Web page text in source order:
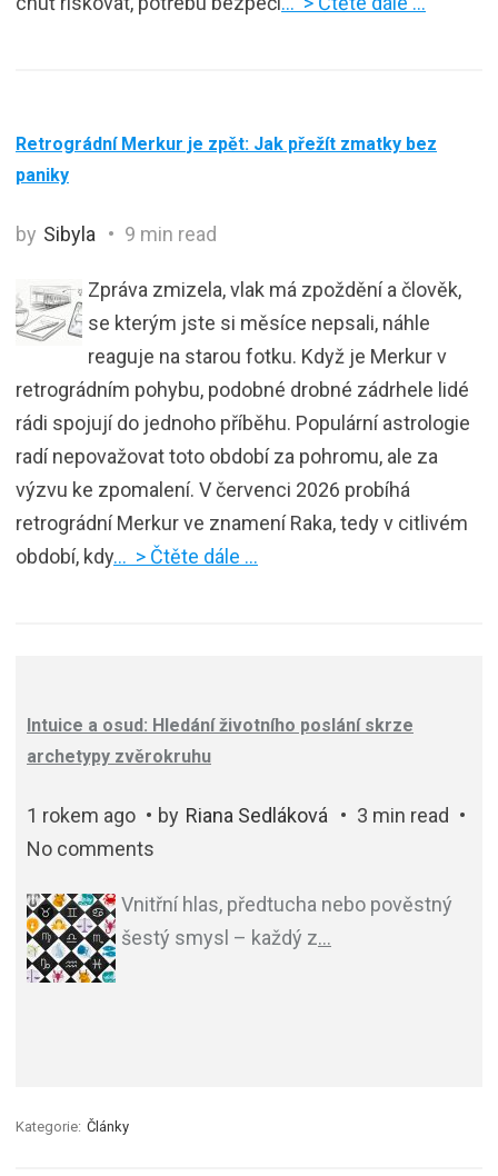
Retrográdní Merkur je zpět: Jak přežít zmatky bez
paniky
by Sibyla 9 min read
Zpráva zmizela, vlak má zpoždění a člověk,
se kterým jste si měsíce nepsali, náhle
reaguje na starou fotku. Když je Merkur v
retrográdním pohybu, podobné drobné zádrhele lidé
rádi spojují do jednoho příběhu. Populární astrologie
radí nepovažovat toto období za pohromu, ale za
výzvu ke zpomalení. V červenci 2026 probíhá
retrográdní Merkur ve znamení Raka, tedy v citlivém
období, kdy… > Čtěte dále …
Intuice a osud: Hledání životního poslání skrze
archetypy zvěrokruhu
1 rokem ago by Riana Sedláková
3 min read
No comments
Vnitřní hlas, předtucha nebo pověstný
šestý smysl – každý z…
Kategorie: Články